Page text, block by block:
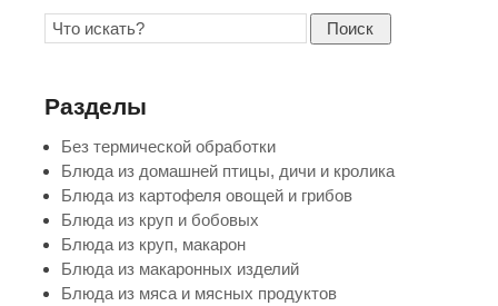
Поиск
Разделы
Без термической обработки
Блюда из домашней птицы, дичи и кролика
Блюда из картофеля овощей и грибов
Блюда из круп и бобовых
Блюда из круп, макарон
Блюда из макаронных изделий
Блюда из мяса и мясных продуктов